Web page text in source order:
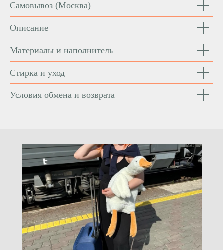
Самовывоз (Москва)
Описание
Материалы и наполнитель
Стирка и уход
Условия обмена и возврата